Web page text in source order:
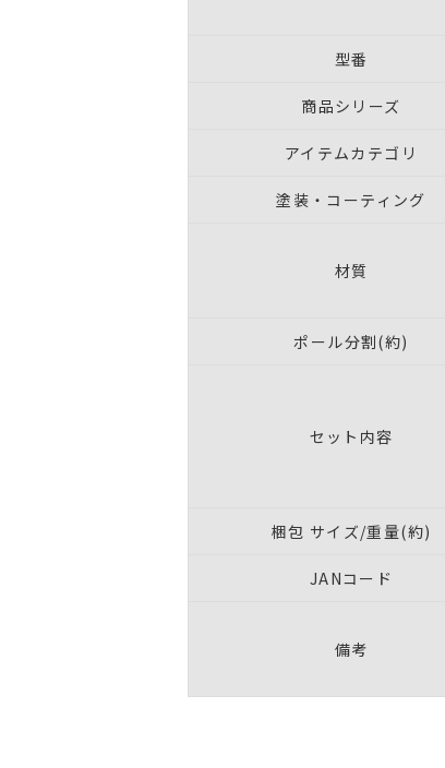
型番
商品シリーズ
アイテムカテゴリ
塗装・コーティング
材質
ポール分割(約)
セット内容
梱包 サイズ/重量(約)
JANコード
備考